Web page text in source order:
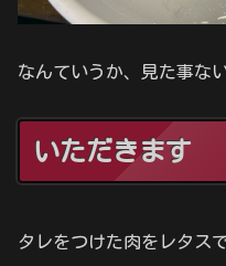
なんていうか、見た事な
いただきます
タレをつけた肉をレタス